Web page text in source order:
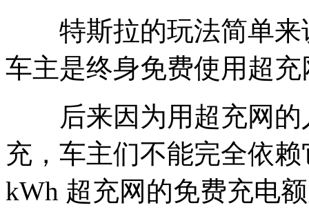
特斯拉的玩法简单来
车主是终身免费使用超充
后来因为用超充网的
充，车主们不能完全依
kWh 超充网的免费充电